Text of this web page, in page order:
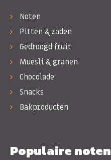
Noten
Pitten & zaden
Gedroogd fruit
Muesli & granen
Chocolade
Snacks
Bakproducten
Populaire noten